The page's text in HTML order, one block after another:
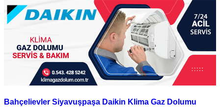
Bahçelievler Siyavuşpaşa Daikin Klima Gaz Dolumu